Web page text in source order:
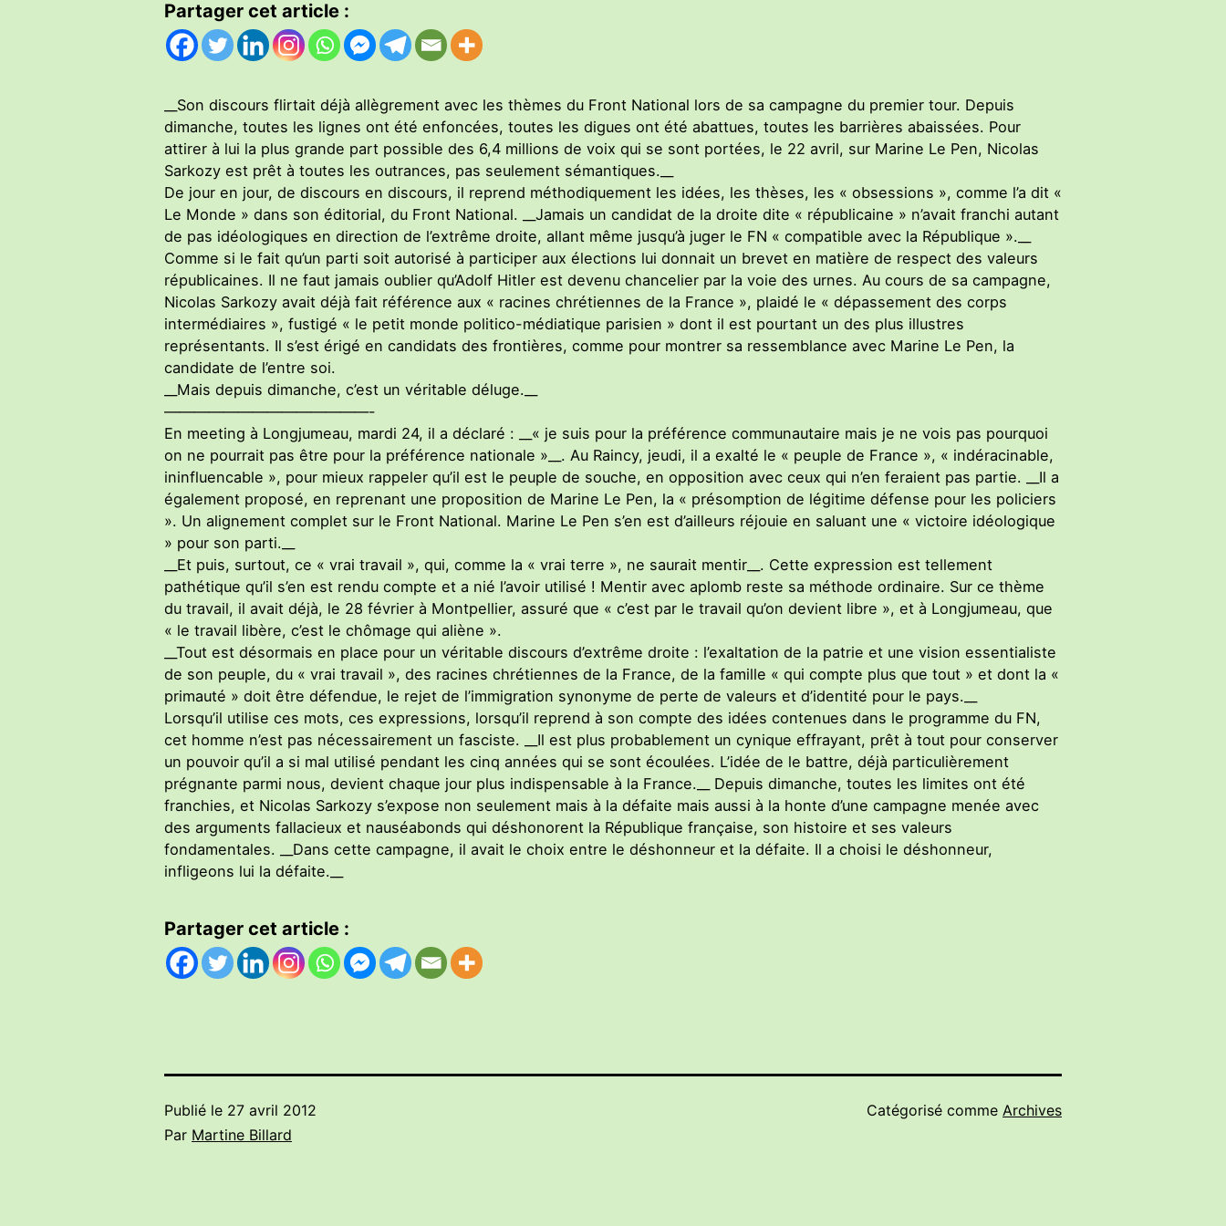
Partager cet article :
__Son discours flirtait déjà allègrement avec les thèmes du Front National lors de sa campagne du premier tour. Depuis
dimanche, toutes les lignes ont été enfoncées, toutes les digues ont été abattues, toutes les barrières abaissées. Pour
attirer à lui la plus grande part possible des 6,4 millions de voix qui se sont portées, le 22 avril, sur Marine Le Pen, Nicolas
Sarkozy est prêt à toutes les outrances, pas seulement sémantiques.__
De jour en jour, de discours en discours, il reprend méthodiquement les idées, les thèses, les « obsessions », comme l’a dit «
Le Monde » dans son éditorial, du Front National. __Jamais un candidat de la droite dite « républicaine » n’avait franchi autant
de pas idéologiques en direction de l’extrême droite, allant même jusqu’à juger le FN « compatible avec la République ».__
Comme si le fait qu’un parti soit autorisé à participer aux élections lui donnait un brevet en matière de respect des valeurs
républicaines. Il ne faut jamais oublier qu’Adolf Hitler est devenu chancelier par la voie des urnes. Au cours de sa campagne,
Nicolas Sarkozy avait déjà fait référence aux « racines chrétiennes de la France », plaidé le « dépassement des corps
intermédiaires », fustigé « le petit monde politico-médiatique parisien » dont il est pourtant un des plus illustres
représentants. Il s’est érigé en candidats des frontières, comme pour montrer sa ressemblance avec Marine Le Pen, la
candidate de l’entre soi.
__Mais depuis dimanche, c’est un véritable déluge.__
——————————————-
En meeting à Longjumeau, mardi 24, il a déclaré : __« je suis pour la préférence communautaire mais je ne vois pas pourquoi
on ne pourrait pas être pour la préférence nationale »__. Au Raincy, jeudi, il a exalté le « peuple de France », « indéracinable,
ininfluencable », pour mieux rappeler qu’il est le peuple de souche, en opposition avec ceux qui n’en feraient pas partie. __Il a
également proposé, en reprenant une proposition de Marine Le Pen, la « présomption de légitime défense pour les policiers
». Un alignement complet sur le Front National. Marine Le Pen s’en est d’ailleurs réjouie en saluant une « victoire idéologique
» pour son parti.__
__Et puis, surtout, ce « vrai travail », qui, comme la « vrai terre », ne saurait mentir__. Cette expression est tellement
pathétique qu’il s’en est rendu compte et a nié l’avoir utilisé ! Mentir avec aplomb reste sa méthode ordinaire. Sur ce thème
du travail, il avait déjà, le 28 février à Montpellier, assuré que « c’est par le travail qu’on devient libre », et à Longjumeau, que
« le travail libère, c’est le chômage qui aliène ».
__Tout est désormais en place pour un véritable discours d’extrême droite : l’exaltation de la patrie et une vision essentialiste
de son peuple, du « vrai travail », des racines chrétiennes de la France, de la famille « qui compte plus que tout » et dont la «
primauté » doit être défendue, le rejet de l’immigration synonyme de perte de valeurs et d’identité pour le pays.__
Lorsqu’il utilise ces mots, ces expressions, lorsqu’il reprend à son compte des idées contenues dans le programme du FN,
cet homme n’est pas nécessairement un fasciste. __Il est plus probablement un cynique effrayant, prêt à tout pour conserver
un pouvoir qu’il a si mal utilisé pendant les cinq années qui se sont écoulées. L’idée de le battre, déjà particulièrement
prégnante parmi nous, devient chaque jour plus indispensable à la France.__ Depuis dimanche, toutes les limites ont été
franchies, et Nicolas Sarkozy s’expose non seulement mais à la défaite mais aussi à la honte d’une campagne menée avec
des arguments fallacieux et nauséabonds qui déshonorent la République française, son histoire et ses valeurs
fondamentales. __Dans cette campagne, il avait le choix entre le déshonneur et la défaite. Il a choisi le déshonneur,
infligeons lui la défaite.__
Partager cet article :
Publié le 27 avril 2012
Par Martine Billard
Catégorisé comme Archives